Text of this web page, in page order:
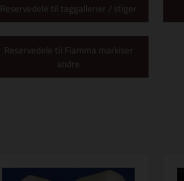
Reservedele til taggallerier / stiger
Reservedele til Fiamma markiser
andre